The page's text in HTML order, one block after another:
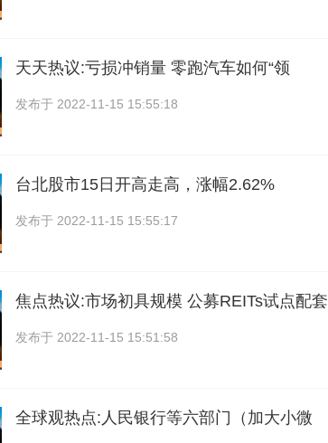
天天热议:亏损冲销量 零跑汽车如何“领
发布于 2022-11-15 15:55:18
台北股市15日开高走高，涨幅2.62%
发布于 2022-11-15 15:55:17
焦点热议:市场初具规模 公募REITs试点配套
发布于 2022-11-15 15:51:58
全球观热点:人民银行等六部门（加大小微